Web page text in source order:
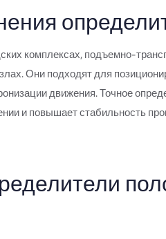
комплексах, подъемно-
Они подходят для
движения. Точное
и повышает стабильность